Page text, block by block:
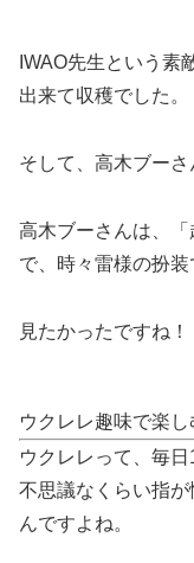
IWAO先生という素
出来て収穫でした。
そして、高木ブーさ
高木ブーさんは、
で、時々雷様の扮装
見たかったですね！
ウクレレ趣味で楽し
ウクレレって、毎
不思議なくらい指
んですよね。